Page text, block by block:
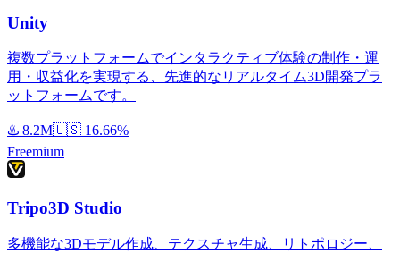
Unity
複数プラットフォームでインタラクティブ体験の制作・運
用・収益化を実現する、先進的なリアルタイム3D開発プラ
ットフォームです。
♨️ 8.2M🇺🇸 16.66%
Freemium
Tripo3D Studio
多機能な3Dモデル作成、テクスチャ生成、リトポロジー、